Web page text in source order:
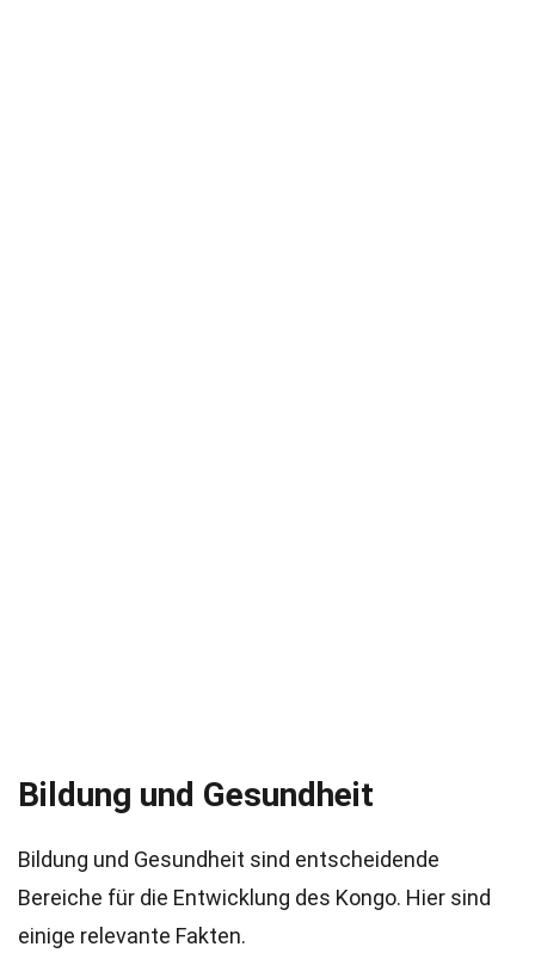
Bildung und Gesundheit
Bildung und Gesundheit sind entscheidende
Bereiche für die Entwicklung des Kongo. Hier sind
einige relevante Fakten.